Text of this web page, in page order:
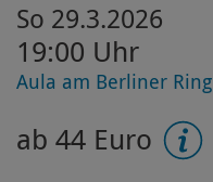
So 29.3.2026
19:00 Uhr
Aula am Berliner Ring
ab 44 Euro